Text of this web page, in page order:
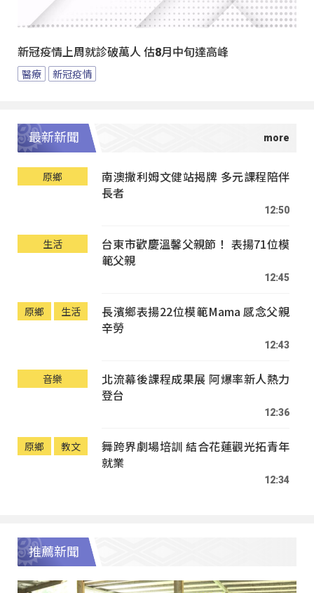
新冠疫情上周就診破萬人 估8月中旬達高峰
醫療 新冠疫情
最新新聞
原鄉
南澳撒利姆文健站揭牌 多元課程陪伴
長者
12:50
生活
台東市歡慶溫馨父親節！ 表揚71位模
範父親
12:45
原鄉 生活
長濱鄉表揚22位模範Mama 感念父親
辛勞
12:43
音樂
北流幕後課程成果展 阿爆率新人熱力
登台
12:36
原鄉 教文
舞跨界劇場培訓 結合花蓮觀光拓青年
就業
12:34
推薦新聞